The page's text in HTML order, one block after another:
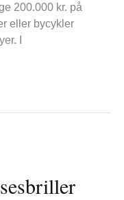
200.000 kr. på
eller bycykler
I